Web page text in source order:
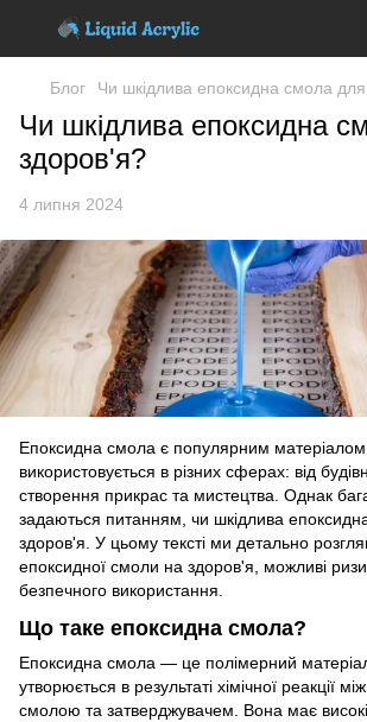
Блог Чи шкідлива епоксидна смола
Чи шкідлива епоксидна
здоров'я?
4 липня 2024
Епоксидна смола є популярним
використовується в різних сферах: від
створення прикрас та мистецтва. Однак
задаються питанням, чи шкідлива
здоров'я. У цьому тексті ми детально
епоксидної смоли на здоров'я, можливі
безпечного використання.
Що таке епоксидна смола?
Епоксидна смола — це полімерний
утворюється в результаті хімічної реакції
смолою та затверджувачем. Вона має високі